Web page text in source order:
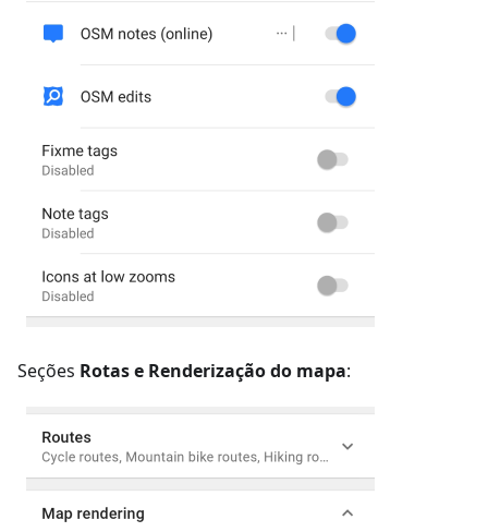
Seções Rotas e Renderização do mapa: